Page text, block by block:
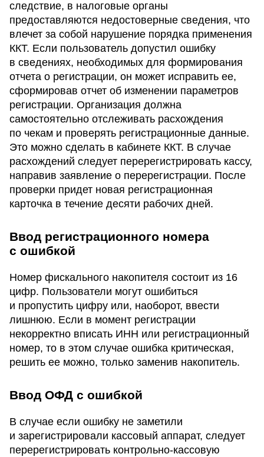
следствие, в налоговые органы
предоставляются недостоверные сведения, что
влечет за собой нарушение порядка применения
ККТ. Если пользователь допустил ошибку
в сведениях, необходимых для формирования
отчета о регистрации, он может исправить ее,
сформировав отчет об изменении параметров
регистрации. Организация должна
самостоятельно отслеживать расхождения
по чекам и проверять регистрационные данные.
Это можно сделать в кабинете ККТ. В случае
расхождений следует перерегистрировать кассу,
направив заявление о перерегистрации. После
проверки придет новая регистрационная
карточка в течение десяти рабочих дней.
Ввод регистрационного номера
с ошибкой
Номер фискального накопителя состоит из 16
цифр. Пользователи могут ошибиться
и пропустить цифру или, наоборот, ввести
лишнюю. Если в момент регистрации
некорректно вписать ИНН или регистрационный
номер, то в этом случае ошибка критическая,
решить ее можно, только заменив накопитель.
Ввод ОФД с ошибкой
В случае если ошибку не заметили
и зарегистрировали кассовый аппарат, следует
перерегистрировать контрольно-кассовую